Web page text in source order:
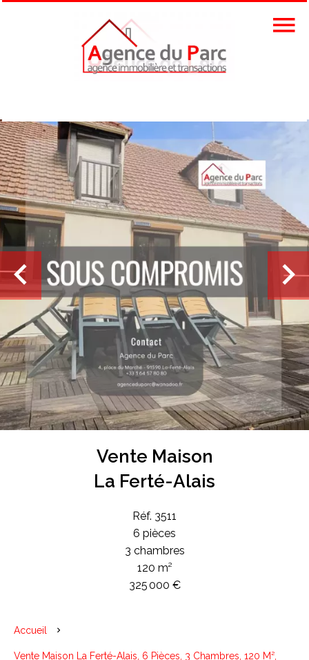
Vente Maison
La Ferté-Alais
Réf. 3511
6 pièces
3 chambres
120 m²
325 000 €
Accueil
Vente Maison La Ferté-Alais, 6 Pièces, 3 Chambres, 120 M²,